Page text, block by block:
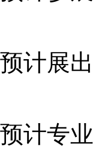
预计展
预计专